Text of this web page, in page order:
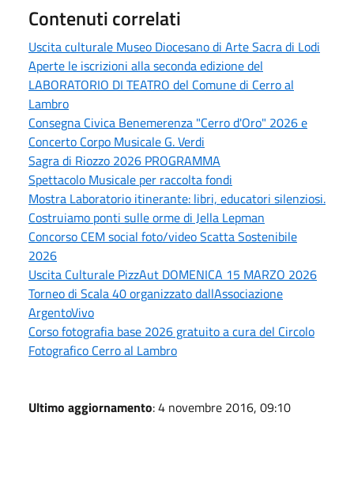
Contenuti correlati
Uscita culturale Museo Diocesano di Arte Sacra di Lodi
Aperte le iscrizioni alla seconda edizione del
LABORATORIO DI TEATRO del Comune di Cerro al
Lambro
Consegna Civica Benemerenza "Cerro d'Oro" 2026 e
Concerto Corpo Musicale G. Verdi
Sagra di Riozzo 2026 PROGRAMMA
Spettacolo Musicale per raccolta fondi
Mostra Laboratorio itinerante: libri, educatori silenziosi.
Costruiamo ponti sulle orme di Jella Lepman
Concorso CEM social foto/video Scatta Sostenibile
2026
Uscita Culturale PizzAut DOMENICA 15 MARZO 2026
Torneo di Scala 40 organizzato dallAssociazione
ArgentoVivo
Corso fotografia base 2026 gratuito a cura del Circolo
Fotografico Cerro al Lambro
Ultimo aggiornamento: 4 novembre 2016, 09:10